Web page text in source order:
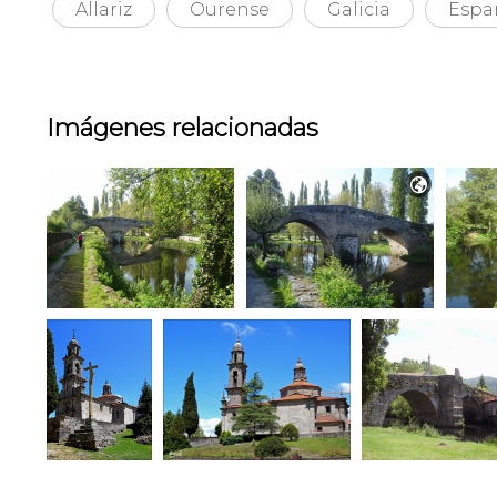
Allariz Ourense Galicia
Imágenes relacionadas
